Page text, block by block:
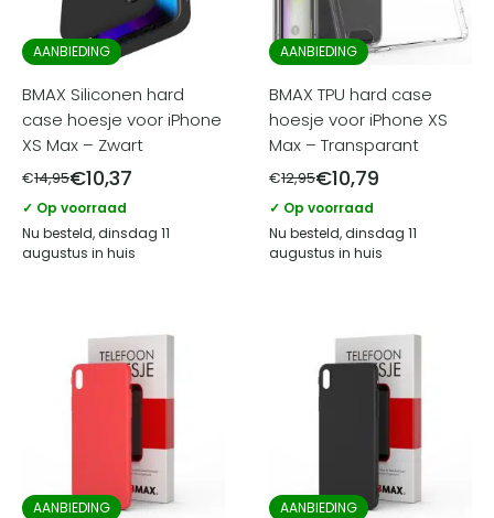
AANBIEDING
BMAX Siliconen hard
case hoesje voor iPhone
XS Max – Zwart
€14,95€10,37
✓ Op voorraad
Nu besteld, dinsdag 11
augustus in huis
AANBIEDING
BMAX TPU hard case
hoesje voor iPhone XS
Max – Transparant
€12,95€10,79
✓ Op voorraad
Nu besteld, dinsdag 11
augustus in huis
AANBIEDING AANBIEDING